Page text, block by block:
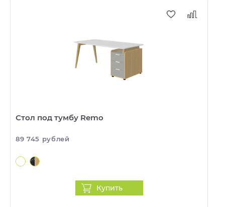
Стол под тумбу Remo
89 745 рублей
Купить